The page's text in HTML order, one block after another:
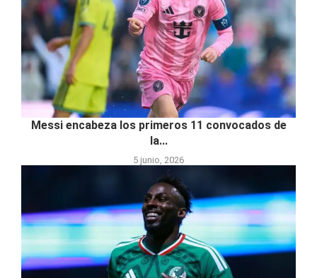
Messi encabeza los primeros 11 convocados de
la...
5 junio, 2026